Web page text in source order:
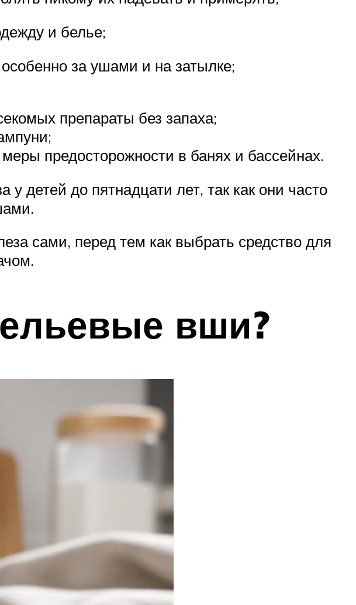
и белье;
за ушами и на затылке;
препараты без запаха;
предосторожности в банях и бассейнах.
детей до пятнадцати лет, так как они часто
сами, перед тем как выбрать средство для
вши?